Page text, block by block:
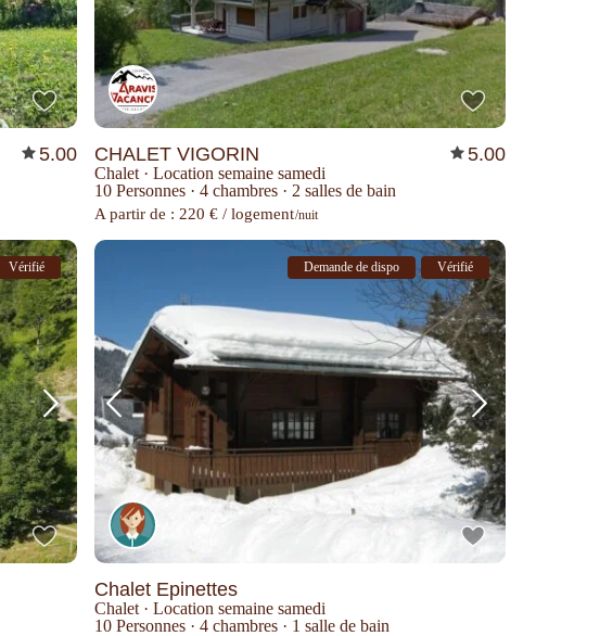
5.00 CHALET VIGORIN 5.00
Chalet · Location semaine samedi
10 Personnes · 4 chambres · 2 salles de bain
A partir de : 220 € / logement/nuit
Vérifié Demande de dispo Vérifié
Chalet Epinettes
Chalet · Location semaine samedi
10 Personnes · 4 chambres · 1 salle de bain